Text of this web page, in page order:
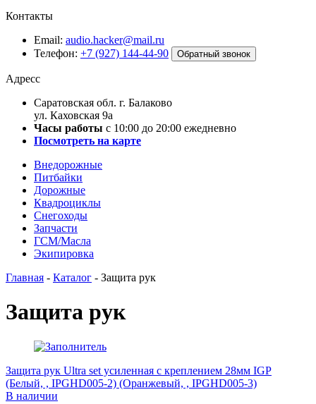
Контакты
Email: audio.hacker@mail.ru
Телефон: +7 (927) 144-44-90 Обратный звонок
Адресс
Саратовская обл. г. Балаково
ул. Каховская 9а
Часы работы с 10:00 до 20:00 ежедневно
Посмотреть на карте
Внедорожные
Питбайки
Дорожные
Квадроциклы
Снегоходы
Запчасти
ГСМ/Масла
Экипировка
Главная - Каталог - Защита рук
Защита рук
Защита рук Ultra set усиленная с креплением 28мм IGP
(Белый, , IPGHD005-2) (Оранжевый, , IPGHD005-3)
В наличии